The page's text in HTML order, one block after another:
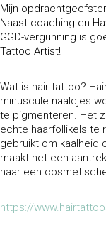
Mijn
Naast coaching en
GGD-vergunning is
Tattoo Artist!
Wat is hair tattoo?
minuscule naaldjes
te pigmenteren. Het
echte haarfollikels te
gebruikt om kaalheid
maakt het een
naar een
https://